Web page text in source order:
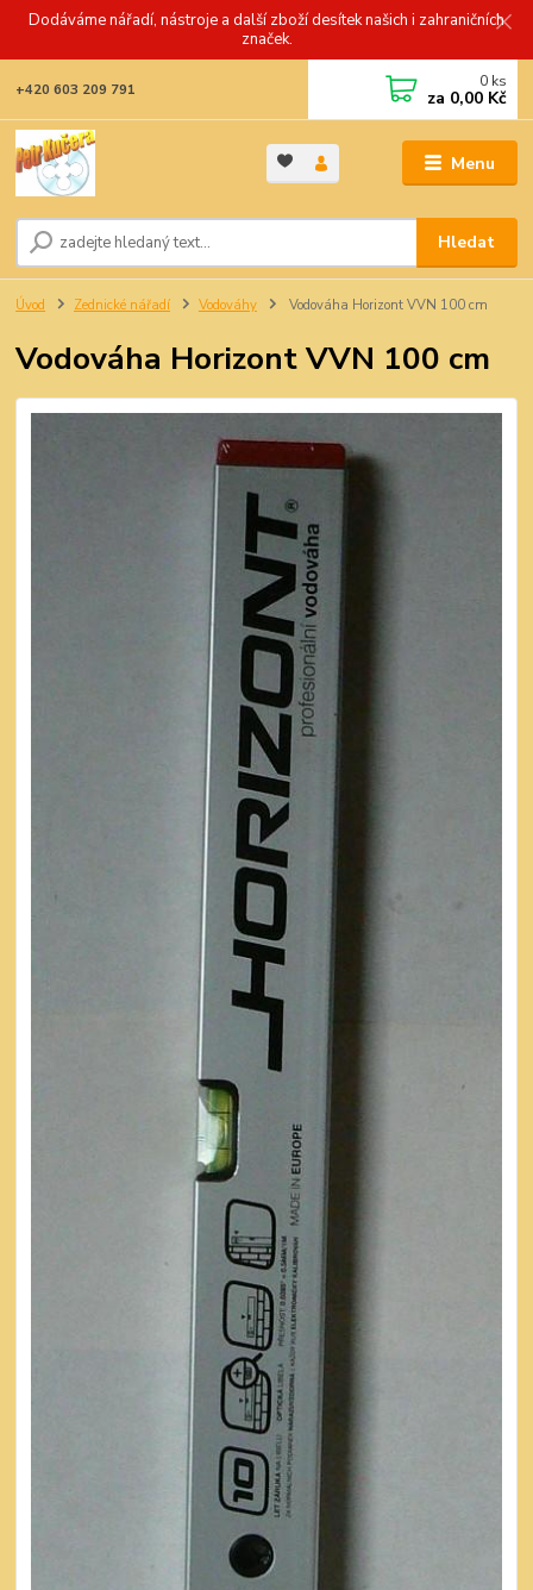
Dodáváme nářadí, nástroje a další zboží desítek našich i zahraničních
značek.
Menu
Hledat
+420 603 209 791 0 ks
za 0,00 Kč
Úvod Zednické nářadí Vodováhy Vodováha Horizont VVN 100 cm
Vodováha Horizont VVN 100 cm